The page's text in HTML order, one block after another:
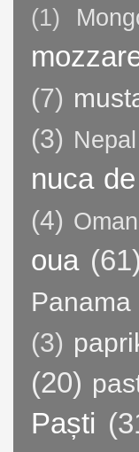
(1)
(7)
(3) Nepal
nuca
(4) Oman
oua (61)
Panama
(3)
(20)
Paști